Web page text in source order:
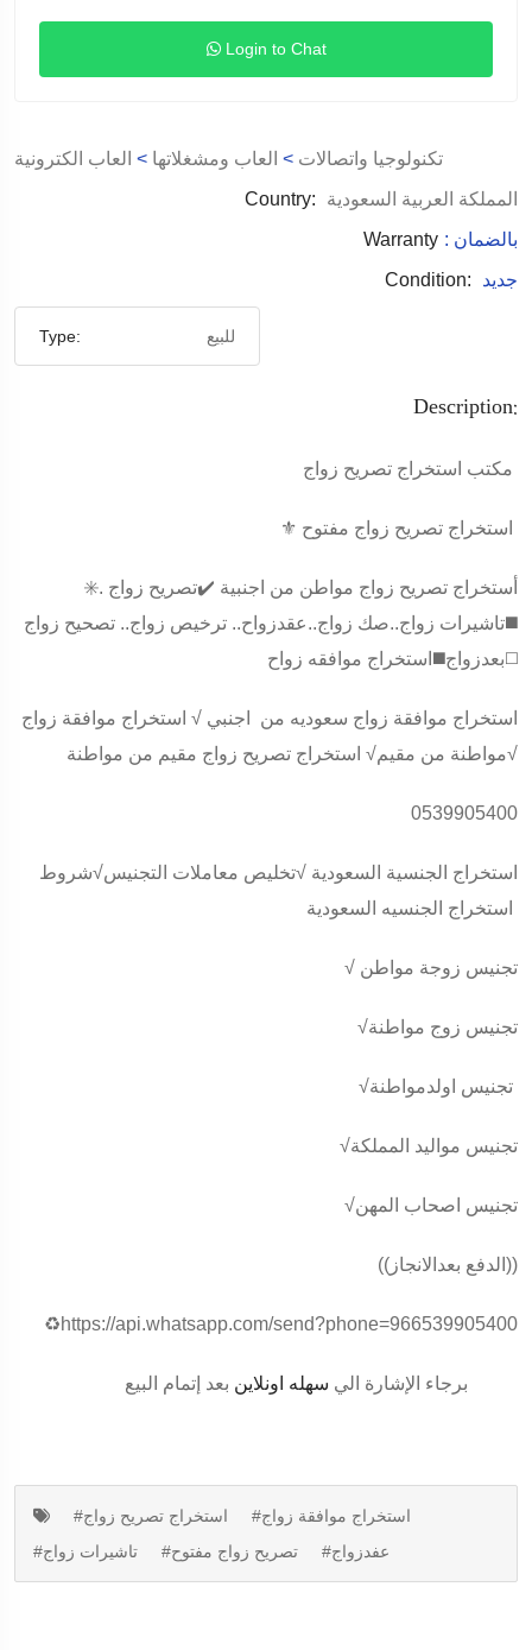
Login to Chat
تكنولوجيا واتصالات > العاب ومشغلاتها > العاب الكترونية
Country:
المملكة العربية السعودية
Warranty
: بالضمان
Condition:
جديد
Type: للبيع
Description:
✳️أستخراج تصريح زواج مواطن من اجنبية ✔️تصريح زواج .
◼️تاشيرات زواج..صك زواج..عقدزواح.. ترخيص زواج.. تصحيح زواج
بعدزواج◼️استخراج موافقه زواح◻️
استخراج موافقة زواج سعوديه من اجنبي √ استخراج موافقة زواج
مواطنة من مقيم√ استخراج تصريح زواج مقيم من مواطنة√
0539905400
استخراج الجنسية السعودية √تخليص معاملات التجنيس√شروط
√ تجنيس زوجة مواطن
√تجنيس زوج مواطنة
√تجنيس مواليد المملكة
√تجنيس اصحاب المهن
((الدفع بعدالانجاز))
♻️https://api.whatsapp.com/send?phone=966539905400
برجاء الإشارة الي سهله اونلاين بعد إتمام البيع
#استخراج تصريح زواج
#استخراج موافقة زواج
#تاشيرات زواج
#تصريح زواج مفتوح #عفدزواج